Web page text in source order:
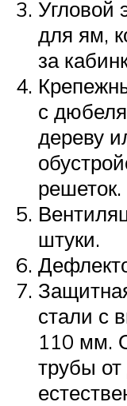
Угловой
для ям,
за
с
дереву
решеток.
штуки.
стали с
110 мм.
трубы